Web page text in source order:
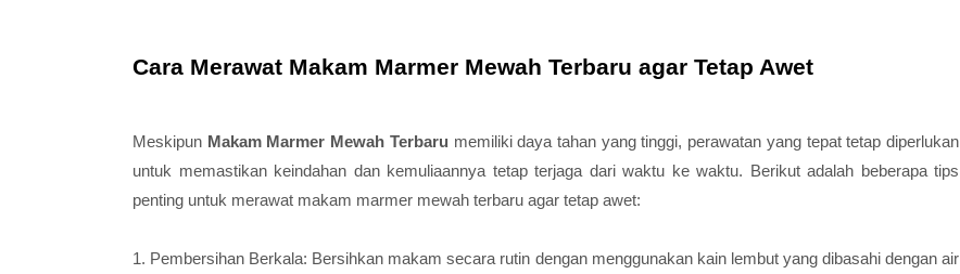
Cara Merawat Makam Marmer Mewah Terbaru agar Tetap Awet
Meskipun Makam Marmer Mewah Terbaru memiliki daya tahan yang tinggi, perawatan yang tepat tetap diperlukan
untuk memastikan keindahan dan kemuliaannya tetap terjaga dari waktu ke waktu. Berikut adalah beberapa tips
penting untuk merawat makam marmer mewah terbaru agar tetap awet:
1. Pembersihan Berkala: Bersihkan makam secara rutin dengan menggunakan kain lembut yang dibasahi dengan air